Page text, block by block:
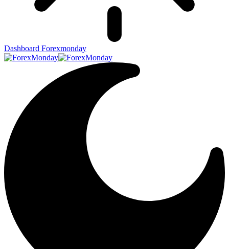
Dashboard Forexmonday